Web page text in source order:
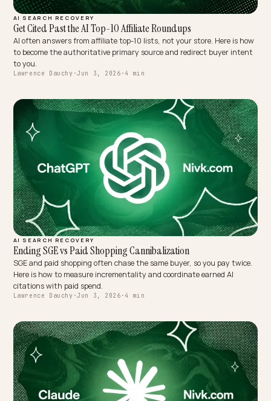
MULTILINGUAL GEO
Retentie-AEO: voorspelbare AI-zichtbaarheid voor CPG
Voor een CPG-merk is één virale vermelding ruis; wat telt is dat de
élke maand noemt, bij elke herbestelvraag, met kloppende data.
Retentie-AEO draait om het vasthouden van citaties en klanten
tegelijk: stabiliteit als kennzahl in plaats van pieken.
Lawrence Dauchy·Jun 5, 2026·4 min